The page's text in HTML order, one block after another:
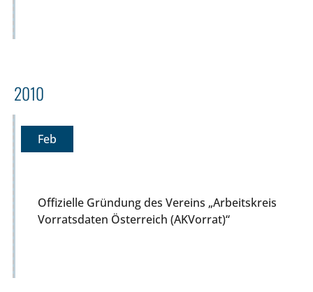
2010
Feb
Offizielle Gründung des Vereins „Arbeitskreis
Vorratsdaten Österreich (AKVorrat)“